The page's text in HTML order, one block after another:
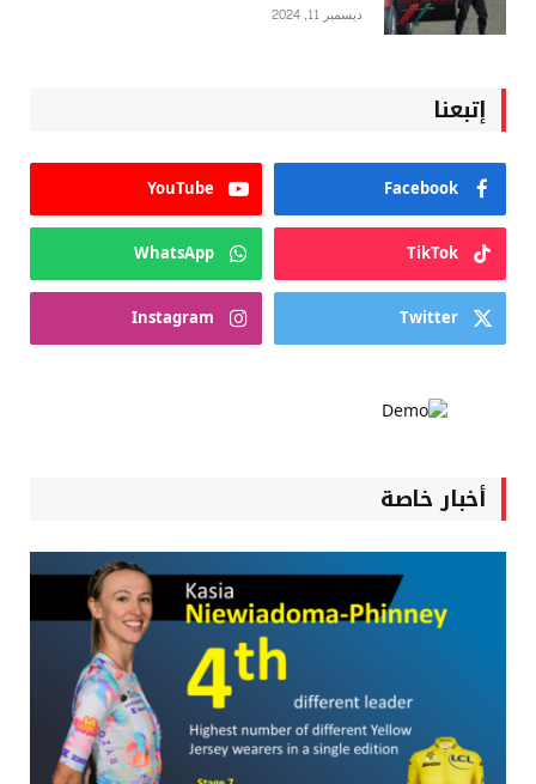
ديسمبر 11, 2024
إتبعنا
Facebook
YouTube
TikTok
WhatsApp
Twitter
Instagram
أخبار خاصة